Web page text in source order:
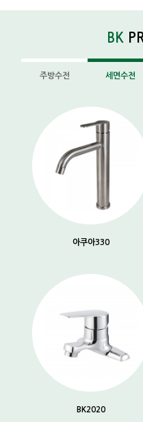
BK
주방수전 세면수전
아쿠아330
BK2020